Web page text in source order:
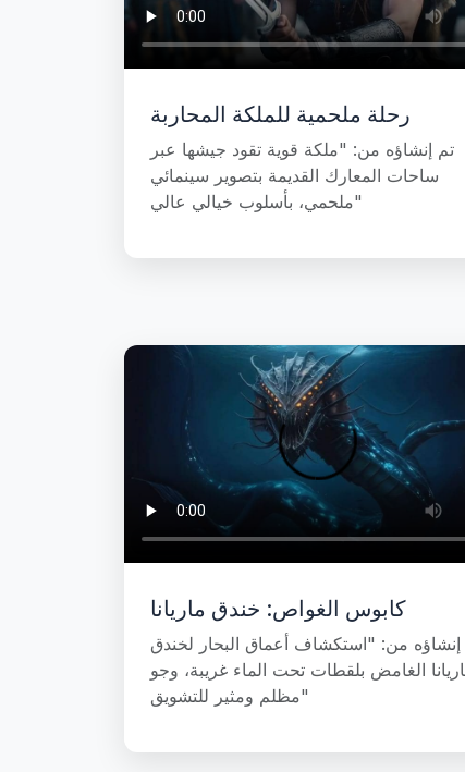
رحلة ملحمية للملكة المحاربة
تم إنشاؤه من: "ملكة قوية تقود جيشها عبر
ساحات المعارك القديمة بتصوير سينمائي
ملحمي، بأسلوب خيالي عالي"
كابوس الغواص: خندق ماريانا
إنشاؤه من: "استكشاف أعماق البحار لخندق
الغامض بلقطات تحت الماء غريبة، وجو
مظلم ومثير للتشويق"